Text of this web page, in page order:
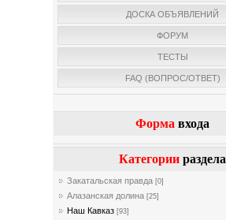
ДОСКА ОБЪЯВЛЕНИЙ
ФОРУМ
ТЕСТЫ
FAQ (ВОПРОС/ОТВЕТ)
Форма входа
Категории раздела
Закатальская правда [0]
Алазанская долина [25]
Наш Кавказ [93]